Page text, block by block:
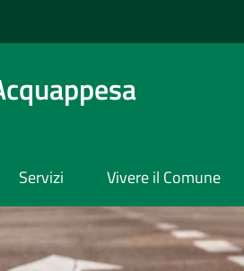
Servizi Vivere il Comune